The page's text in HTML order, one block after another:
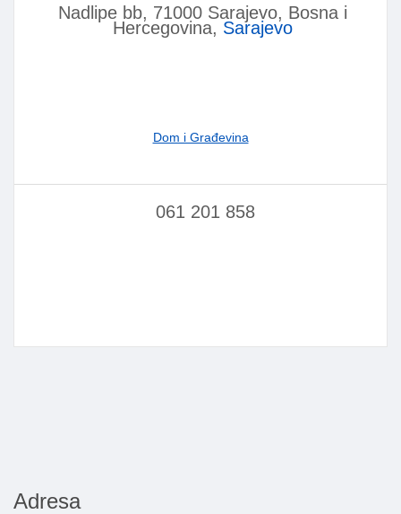
Nadlipe bb, 71000 Sarajevo, Bosna i
Hercegovina, Sarajevo
Dom i Građevina
061 201 858
Adresa